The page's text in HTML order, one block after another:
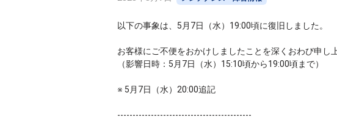
以下の事象は、5月7日（水）19:00頃に復旧しました。
お客様にご不便をおかけしましたことを深くおわび申し
（影響日時：5月7日（水）15:10頃から19:00頃まで）
※ 5月7日（水）20:00追記
--------------------------------------------